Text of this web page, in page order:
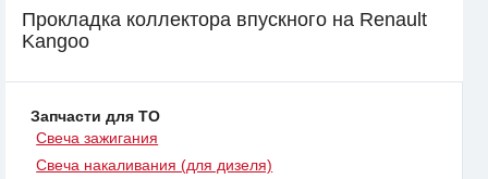
Прокладка коллектора впускного на Renault
Kangoo
Запчасти для ТО
Свеча зажигания
Свеча накаливания (для дизеля)